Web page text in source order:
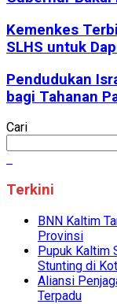
Kemenkes
SLHS untuk
Pendudukan
bagi Tahanan
Cari
Terkini
BNN Kaltim
Provinsi
Pupuk Kaltim
Stunting di
Aliansi
Terpadu